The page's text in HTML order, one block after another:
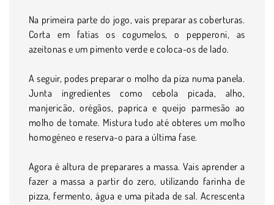
Na primeira parte do jogo, vais preparar as coberturas.
Corta em fatias os cogumelos, o pepperoni, as
azeitonas e um pimento verde e coloca-os de lado.
A seguir, podes preparar o molho da piza numa panela.
Junta ingredientes como cebola picada, alho,
manjericão, orégãos, paprica e queijo parmesão ao
molho de tomate. Mistura tudo até obteres um molho
homogéneo e reserva-o para a última fase.
Agora é altura de preparares a massa. Vais aprender a
fazer a massa a partir do zero, utilizando farinha de
pizza, fermento, água e uma pitada de sal. Acrescenta